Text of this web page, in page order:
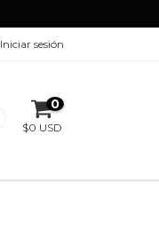
Iniciar sesión
0
$0 USD